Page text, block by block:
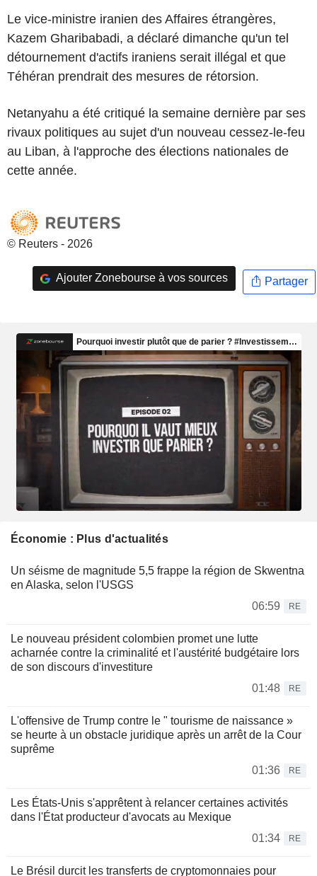
Le vice-ministre iranien des Affaires étrangères,
Kazem Gharibabadi, a déclaré dimanche qu'un tel
détournement d'actifs iraniens serait illégal et que
Téhéran prendrait des mesures de rétorsion.
Netanyahu a été critiqué la semaine dernière par ses
rivaux politiques au sujet d'un nouveau cessez-le-feu
au Liban, à l'approche des élections nationales de
cette année.
© Reuters - 2026
Ajouter Zonebourse à vos sources Partager
Économie : Plus d'actualités
Un séisme de magnitude 5,5 frappe la région de Skwentna
en Alaska, selon l'USGS
06:59
RE
Le nouveau président colombien promet une lutte
acharnée contre la criminalité et l'austérité budgétaire lors
de son discours d'investiture
01:48
RE
L'offensive de Trump contre le " tourisme de naissance »
se heurte à un obstacle juridique après un arrêt de la Cour
suprême
01:36
RE
Les États-Unis s'apprêtent à relancer certaines activités
dans l'État producteur d'avocats au Mexique
01:34
RE
Le Brésil durcit les transferts de cryptomonnaies pour